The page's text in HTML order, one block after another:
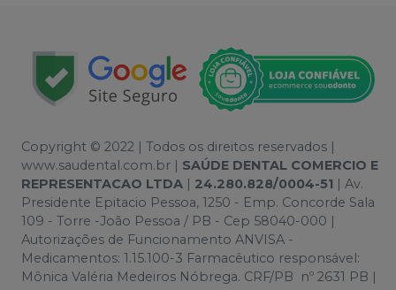
Copyright © 2022 | Todos os direitos reservados |
www.saudental.com.br | SAÚDE DENTAL COMERCIO E
REPRESENTACAO LTDA | 24.280.828/0004-51 | Av.
Presidente Epitacio Pessoa, 1250 - Emp. Concorde Sala
109 - Torre -João Pessoa / PB - Cep 58040-000 |
Autorizações de Funcionamento ANVISA -
Medicamentos: 1.15.100-3 Farmacêutico responsável:
Mônica Valéria Medeiros Nóbrega. CRF/PB nº 2631 PB |